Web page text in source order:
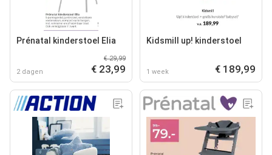
Prénatal kinderstoel Elia
2 dagen
€ 29,99
€ 23,99
Kidsmill up! kinderstoel
1 week € 189,99